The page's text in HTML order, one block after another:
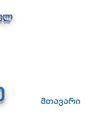
მთავარი